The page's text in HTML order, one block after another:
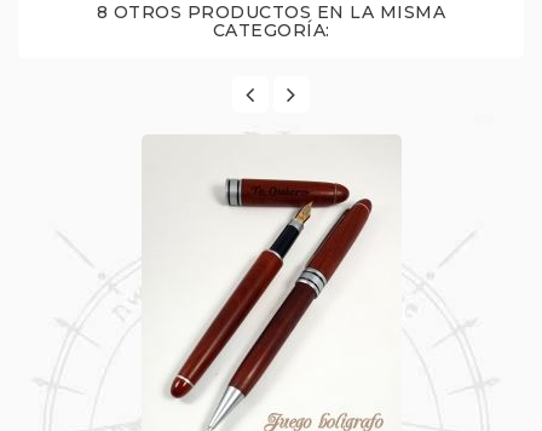
8 OTROS PRODUCTOS EN LA MISMA
CATEGORÍA: